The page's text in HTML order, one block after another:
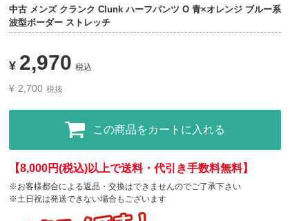
中古 メンズ クランク Clunk ハーフパンツ O 青×オレンジ ブルー系
波型ボーダー ストレッチ
¥ 2,970 税込
¥ 2,700 税抜
この商品をカートに入れる
【8,000円(税込)以上で送料・代引き手数料無料】
※お客様都合による返品・交換はできませんのでご了承下さい
※土日祝は発送できない場合もございます